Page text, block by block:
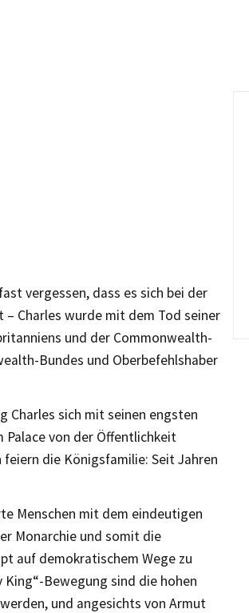
vergessen, dass es sich bei der
Charles wurde mit dem Tod seiner
und der Commonwealth-
Bundes und Oberbefehlshaber
Charles sich mit seinen engsten
Palace von der Öffentlichkeit
die Königsfamilie: Seit Jahren
Menschen mit dem eindeutigen
Monarchie und somit die
auf demokratischem Wege zu
Bewegung sind die hohen
und angesichts von Armut